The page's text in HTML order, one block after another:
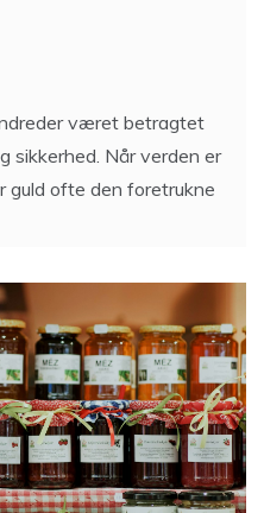
været betragtet
sikkerhed. Når verden er
guld ofte den foretrukne